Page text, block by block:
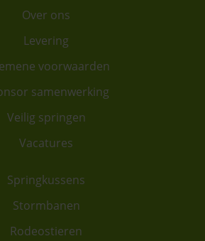
Over ons
Levering
voorwaarden
samenwerking
Veilig springen
Vacatures
Springkussens
Stormbanen
Rodeostieren